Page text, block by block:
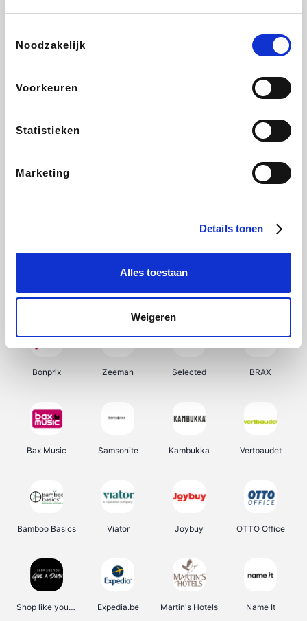
Noodzakelijk
Voorkeuren
Statistieken
Marketing
Details tonen
Alles toestaan
Weigeren
DeubaXXL
Ekoi About You
Weekendesk Tennis Point Samsung Delonghi
Bonprix Zeeman Selected BRAX
Bax Music Samsonite Kambukka Vertbaudet
Bamboo Basics Viator Joybuy OTTO Office
Shop like you Give A Damn Expedia.be Martin's Hotels Name It